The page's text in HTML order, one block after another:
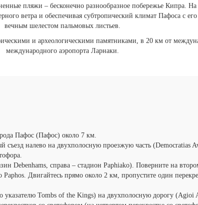
пляжи – бесконечно разнообразное побережье Кипра.
ветра и обеспечивая субтропический климат Пафоса с
вечным шелестом пальмовых листьев.
и археологическими памятниками, в 20 км от
международного аэропорта Ларнаки.
Пафос (Пафос) около 7 км.
съезд налево на двухполосную проезжую часть (Democratias
Debenhams, справа – стадион Paphiako). Поверните на
Двигайтесь прямо около 2 км, пропустите один
указателю Tombs of the Kings) на двухполосную дорогу (Agioi